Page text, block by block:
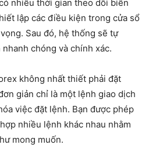
nhiều thời gian theo dõi biến
lập các điều kiện trong cửa sổ
Sau đó, hệ thống sẽ tự
chóng và chính xác.
không nhất thiết phải đặt
giản chỉ là một lệnh giao dịch
việc đặt lệnh. Bạn được phép
nhiều lệnh khác nhau nhằm
mong muốn.